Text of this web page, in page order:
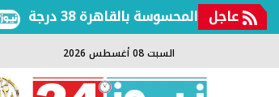
عاجلبالقاهرة 38 درجة
السبت 08 أغسطس 2026